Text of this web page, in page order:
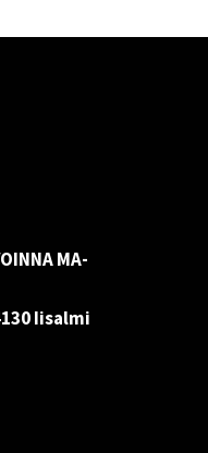
MA-
Iisalmi